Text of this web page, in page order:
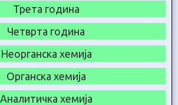
Трета година
Четврта година
Неорганска хемија
Органска хемија
Аналитичка хемија